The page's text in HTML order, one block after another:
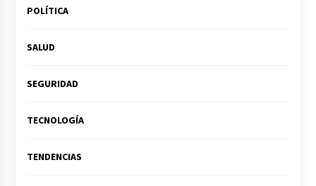
POLÍTICA
SALUD
SEGURIDAD
TECNOLOGÍA
TENDENCIAS